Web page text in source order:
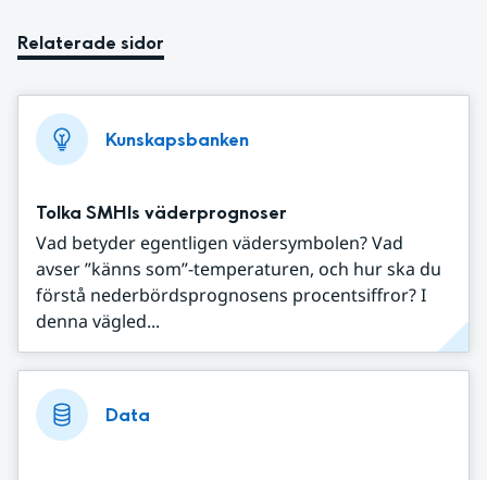
Relaterade sidor
Kunskapsbanken
Tolka SMHIs väderprognoser
Vad betyder egentligen vädersymbolen? Vad
avser ”känns som”-temperaturen, och hur ska du
förstå nederbördsprognosens procentsiffror? I
denna vägled...
Data